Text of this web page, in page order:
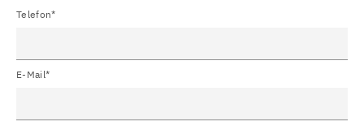
Telefon*
E-Mail*